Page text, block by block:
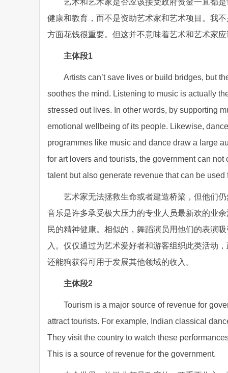
艺术和艺术家是否应该接受政府资金一直都
健康和教育，而不是资助艺术家和艺术项目。我
方面花钱很重要。但这并不意味着艺术和艺术家
主体段1
Artists can’t save lives or build bridges, but
soothes the mind. Listening to music is actually
stressed out lives. In other words, by supporting
emotional wellbeing of its people. Likewise,
programmes like music and dance draw a large
for art lovers and tourists, the government can
talent but also generate revenue that can be
艺术家无法拯救生命或者建造桥梁，但他们
音乐是许多承受极大压力的专业人员最新欢的业
民的精神健康。相似的，舞蹈演员用他们的表演
入。仅仅通过为艺术爱好者和游客组织此类活动
还能狗获得可用于发展其他领域的收入。
主体段2
Tourism is a major source of revenue for
attract tourists. For example, Indian classical
They visit the country to watch these
This is a source of revenue for the government.